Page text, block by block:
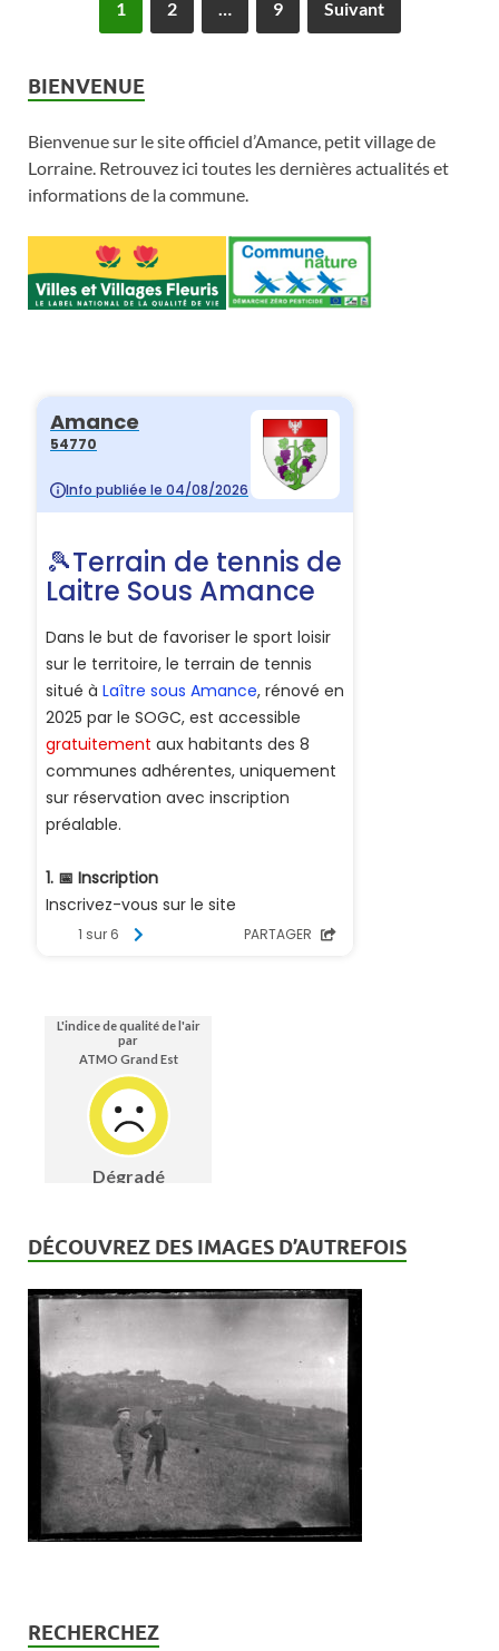
1 2 … 9 Suivant
BIENVENUE
Bienvenue sur le site officiel d’Amance, petit village de
Lorraine. Retrouvez ici toutes les dernières actualités et
informations de la commune.
DÉCOUVREZ DES IMAGES D’AUTREFOIS
RECHERCHEZ